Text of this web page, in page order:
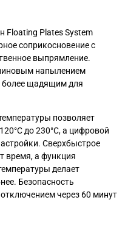
Floating Plates System
соприкосновение с
выпрямление.
напылением
более щадящим для
позволяет
до 230°C, а цифровой
Сверхбыстрое
время, а функция
делает
Безопасность
через 60 минут